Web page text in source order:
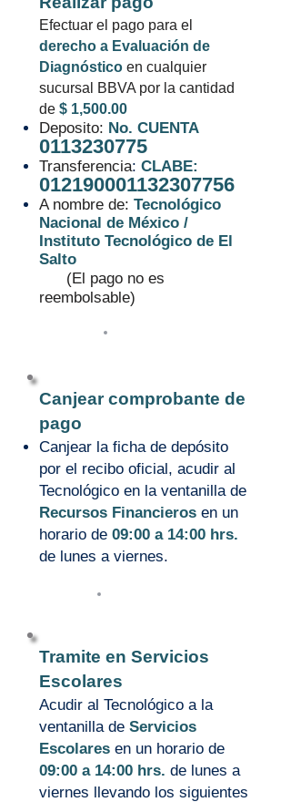
Efectuar el pago para el
derecho a Evaluación de
Diagnóstico en cualquier
sucursal BBVA por la cantidad
de $ 1,500.00
Deposito: No. CUENTA
0113230775
Transferencia: CLABE:
012190001132307756
A nombre de: Tecnológico
Nacional de México /
Instituto Tecnológico de El
Salto
(El pago no es
reembolsable)
Canjear comprobante de
pago
Canjear la ficha de depósito
por el recibo oficial, acudir al
Tecnológico en la ventanilla de
Recursos Financieros en un
horario de 09:00 a 14:00 hrs.
de lunes a viernes.
Tramite en Servicios
Escolares
Acudir al Tecnológico a la
ventanilla de Servicios
Escolares en un horario de
09:00 a 14:00 hrs. de lunes a
viernes llevando los siguientes